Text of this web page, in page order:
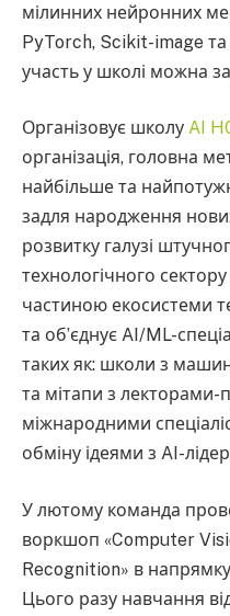
мілинних нейронних
PyTorch, Scikit-image
участь у школі можна
Організовує школу AI
організація, головна
найбільше та
задля народження
розвитку галузі
технологічного
частиною екосистеми
та обʼєднує AI/ML-
таких як: школи з
та мітапи з лекторами-
міжнародними
обміну ідеями з AI-
У лютому команда
воркшоп «Computer
Recognition» в
Цього разу навчання